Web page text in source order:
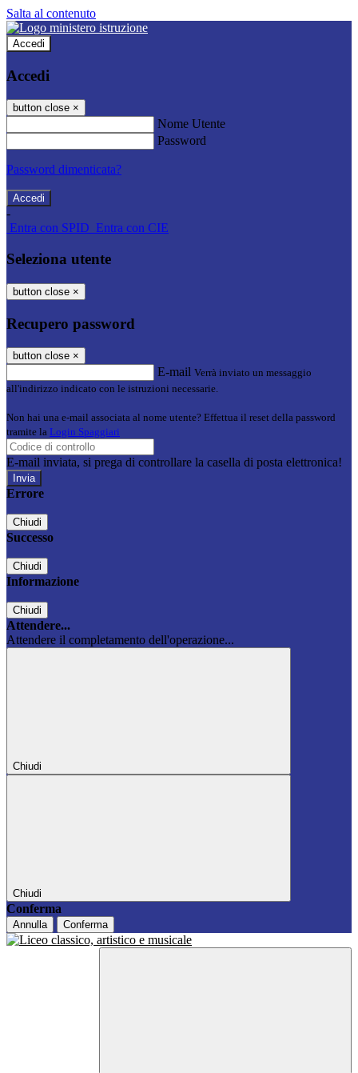
Salta al contenuto
Accedi
Accedi
button close ×
Nome Utente
Password
Password dimenticata?
-
Entra con SPID Entra con CIE
Seleziona utente
button close ×
Recupero password
button close ×
E-mail Verrà inviato un messaggio
all'indirizzo indicato con le istruzioni necessarie.
Non hai una e-mail associata al nome utente? Effettua il reset della password
tramite la Login Spaggiari
E-mail inviata, si prega di controllare la casella di posta elettronica!
Errore
Chiudi
Successo
Chiudi
Informazione
Chiudi
Attendere...
Attendere il completamento dell'operazione...
Chiudi
Chiudi
Conferma
Annulla Conferma